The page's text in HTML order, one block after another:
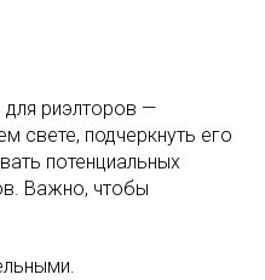
риэлторов —
свете, подчеркнуть его
потенциальных
Важно, чтобы